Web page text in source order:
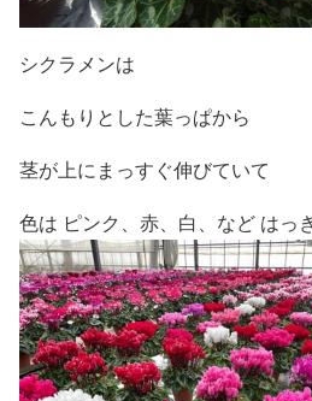
シクラメンは
こんもりとした葉っぱから
茎が上にまっすぐ伸びていて
色は ピンク、赤、白、など はっ